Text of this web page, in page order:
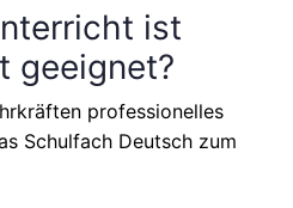
ist
geeignet?
professionelles
Schulfach Deutsch zum